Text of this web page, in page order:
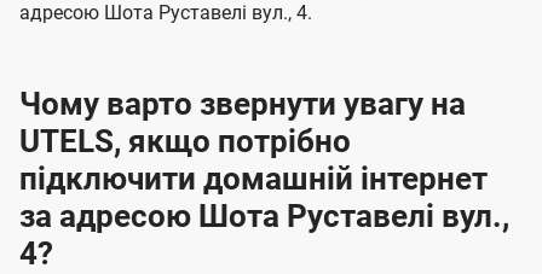
адресою Шота Руставелі вул., 4.
Чому варто звернути увагу на
UTELS, якщо потрібно
підключити домашній інтернет
за адресою Шота Руставелі вул.,
4?